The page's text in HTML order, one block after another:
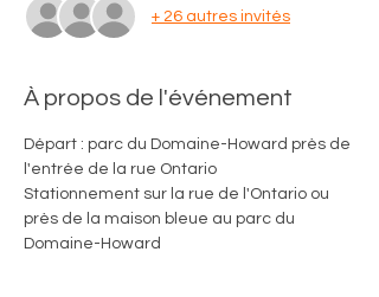
+ 26 autres invités
À propos de l'événement
Départ : parc du Domaine-Howard près de
l'entrée de la rue Ontario
Stationnement sur la rue de l'Ontario ou
près de la maison bleue au parc du
Domaine-Howard